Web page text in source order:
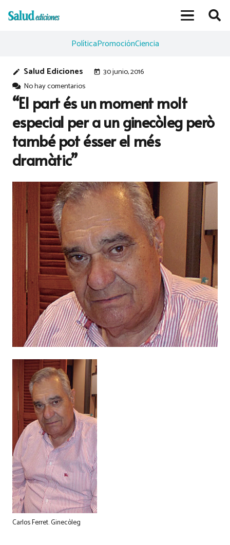
PolíticaPromociónCiencia
edit Salud Ediciones today 30 junio, 2016
No hay comentarios
“El part és un moment molt
especial per a un ginecòleg però
també pot ésser el més
dramàtic”
Carlos Ferret. Ginecòleg